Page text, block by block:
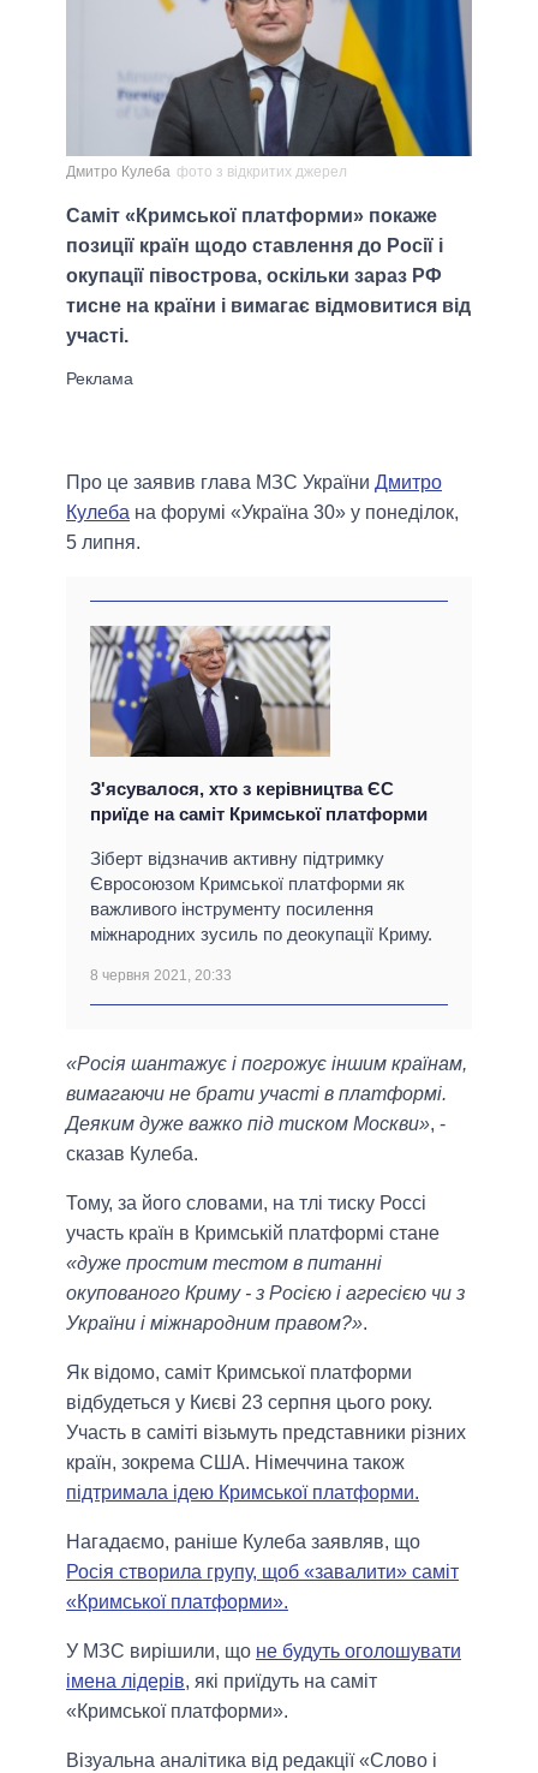
Дмитро Кулеба фото з відкритих джерел
Саміт «Кримської платформи» покаже
позиції країн щодо ставлення до Росії і
окупації півострова, оскільки зараз РФ
тисне на країни і вимагає відмовитися від
участі.
Про це заявив глава МЗС України Дмитро
Кулеба на форумі «Україна 30» у понеділок,
5 липня.
З'ясувалося, хто з керівництва ЄС
приїде на саміт Кримської платформи
Зіберт відзначив активну підтримку
Євросоюзом Кримської платформи як
важливого інструменту посилення
міжнародних зусиль по деокупації Криму.
8 червня 2021, 20:33
«Росія шантажує і погрожує іншим країнам,
вимагаючи не брати участі в платформі.
Деяким дуже важко під тиском Москви», -
сказав Кулеба.
Тому, за його словами, на тлі тиску Россі
участь країн в Кримській платформі стане
«дуже простим тестом в питанні
окупованого Криму - з Росією і агресією чи з
України і міжнародним правом?».
Як відомо, саміт Кримської платформи
відбудеться у Києві 23 серпня цього року.
Участь в саміті візьмуть представники різних
країн, зокрема США. Німеччина також
підтримала ідею Кримської платформи.
Нагадаємо, раніше Кулеба заявляв, що
Росія створила групу, щоб «завалити» саміт
«Кримської платформи».
У МЗС вирішили, що не будуть оголошувати
імена лідерів, які приїдуть на саміт
«Кримської платформи».
Візуальна аналітика від редакції «Слово і